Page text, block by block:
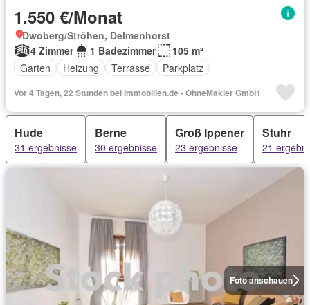
1.550 €/Monat
Dwoberg/Ströhen, Delmenhorst
4 Zimmer
1 Badezimmer
105 m²
Garten
Heizung Terrasse Parkplatz
Vor 4 Tagen, 22 Stunden bei Immobilien.de - OhneMakler GmbH
Hude
31 ergebnisse
Berne
30 ergebnisse
Groß Ippener
23 ergebnisse
Stuhr
21
Foto anschauen